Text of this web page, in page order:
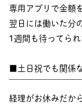
専用アプリで金額
翌日には働いた分
1週間も待ってら
■土日祝でも関係
経理がお休みだか